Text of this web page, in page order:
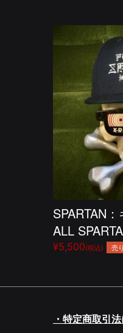
SPARTAN
ALL
¥5,500(税込) 売
・特定商取引